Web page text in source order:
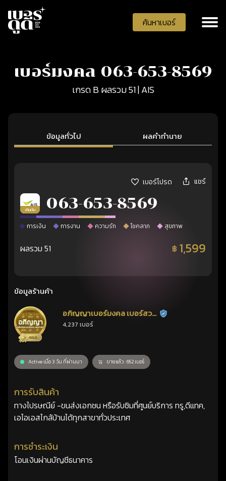
ค้นหาเบอร์
เบอร์มงคล 063-653-8569
เกรด B ผลรวม 51 | AIS
ข้อมูลทั่วไป ผลคำทำนาย
เบอร์โปรด แชร์
เติมเงิน 063-653-8569
การเงิน การงาน ความรัก โชคลาภ สุขภาพ
ผลรวม 51 ฿ 1,599
ข้อมูลร้านค้า
อภิญญาเบอร์มงคล เบอร์สวย
เลขศาสตร์
ร้านยืนยันแล้ว
4,237 เบอร์
Active เมื่อ 3 วัน ที่ผ่านมา ขายแล้ว : 652 เบอร์
การรับสินค้า
ทางไปรษณีย์ -ขนส่งเอกชน หรือรับซิมที่ศูนย์บริการ ทรู,ดีแทค,
เอไอเอสไกล้บ้านได้ทุกสาขาทั่วประเทศ
การชำระเงิน
โอนเงินผ่านบัญชีธนาคาร